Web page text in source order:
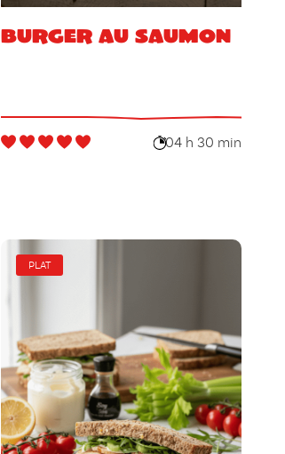
Burger au saumon
04 h 30 min
PLAT